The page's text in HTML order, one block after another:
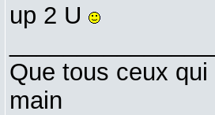
up 2 U
Que tous ceux
main